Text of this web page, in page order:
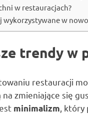
w restauracjach?
wykorzystywane w
trendy w
restauracji
zmieniające się
minimalizm, który